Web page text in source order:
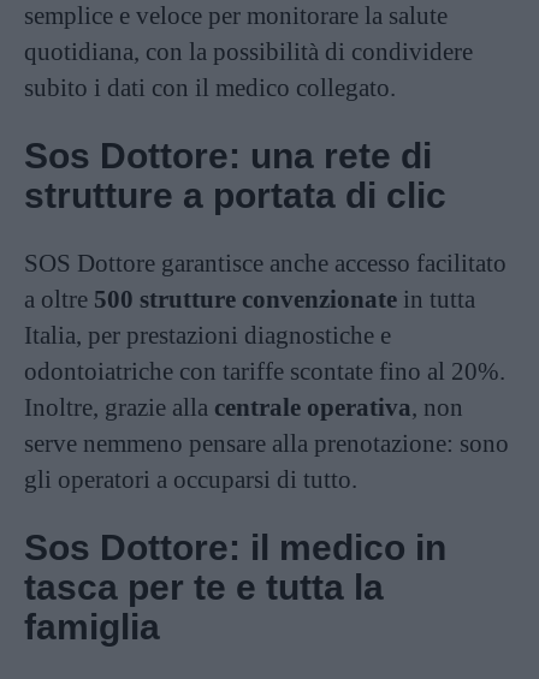
semplice e veloce per monitorare la salute
quotidiana, con la possibilità di condividere
subito i dati con il medico collegato.
Sos Dottore: una rete di
strutture a portata di clic
SOS Dottore garantisce anche accesso facilitato
a oltre 500 strutture convenzionate in tutta
Italia, per prestazioni diagnostiche e
odontoiatriche con tariffe scontate fino al 20%.
Inoltre, grazie alla centrale operativa, non
serve nemmeno pensare alla prenotazione: sono
gli operatori a occuparsi di tutto.
Sos Dottore: il medico in
tasca per te e tutta la
famiglia